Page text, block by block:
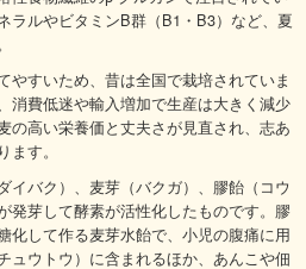
ラルやビタミンB群（B1・B3）など、夏
やすいため、昔は全国で栽培されていま
消費低迷や輸入増加で生産は大きく減少
の高い栄養価と丈夫さが見直され、志あ
す。
イバク）、麦芽（バクガ）、膠飴（コウ
発芽して酵素が活性化したものです。膠
化して作る麦芽水飴で、小児の腹痛に用
ュウトウ）に含まれるほか、あんこや佃